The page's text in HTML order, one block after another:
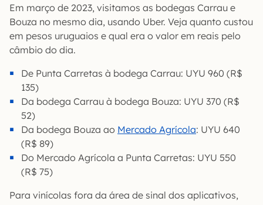
Em março de 2023, visitamos as bodegas Carrau e
Bouza no mesmo dia, usando Uber. Veja quanto custou
em pesos uruguaios e qual era o valor em reais pelo
câmbio do dia.
De Punta Carretas à bodega Carrau: UYU 960 (R$
135)
Da bodega Carrau à bodega Bouza: UYU 370 (R$
52)
Da bodega Bouza ao Mercado Agrícola: UYU 640
(R$ 89)
Do Mercado Agrícola a Punta Carretas: UYU 550
(R$ 75)
Para vinícolas fora da área de sinal dos aplicativos,